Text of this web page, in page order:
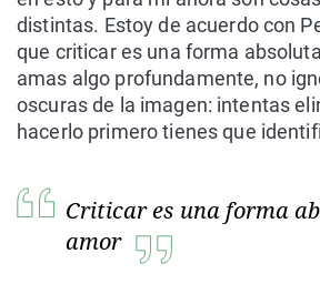
distintas. Estoy de acuerdo con
que criticar es una forma
amas algo profundamente, no
oscuras de la imagen: intentas
hacerlo primero tienes que
Criticar es una forma
amor